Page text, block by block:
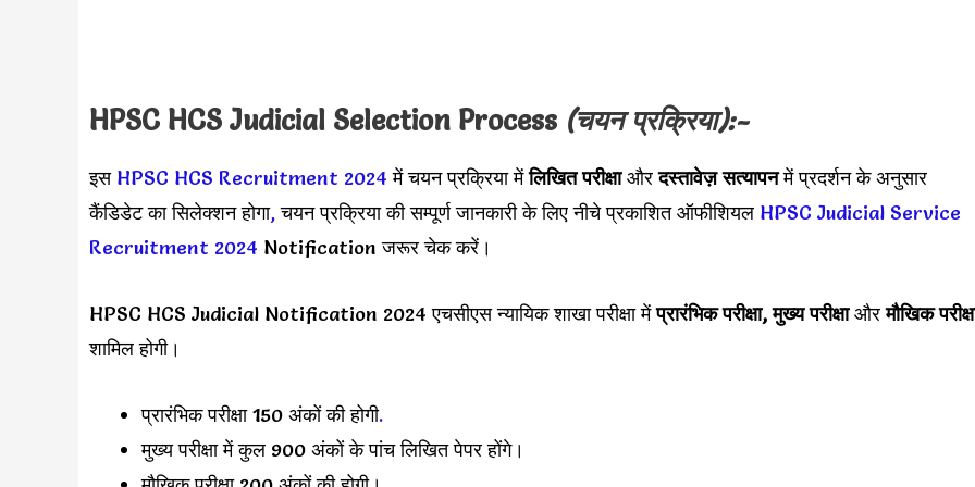
HPSC HCS Judicial Selection Process (चयन प्रक्रिया):-
इस HPSC HCS Recruitment 2024 में चयन प्रक्रिया मेंलिखित परीक्षा औरदस्तावेज़ सत्यापन में प्रदर्शन के अनुसार
कैंडिडेट का सिलेक्शन होगा,चयन प्रक्रिया की सम्पूर्ण जानकारी के लिए नीचे प्रकाशित ऑफीशियल HPSC Judicial Service
Recruitment 2024 Notification जरूर चेक करें।
HPSC HCS Judicial Notification 2024 एचसीएस न्यायिक शाखा परीक्षा मेंप्रारंभिक परीक्षा, मुख्य परीक्षाऔरमौखिक
शामिल होगी।
प्रारंभिक परीक्षा 150 अंकों की होगी.
मुख्य परीक्षा में कुल 900 अंकों के पांच लिखित पेपर होंगे।